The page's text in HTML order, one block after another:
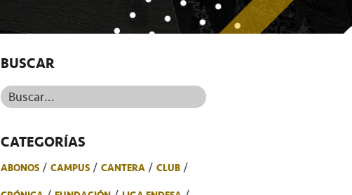
BUSCAR
Buscar...
CATEGORÍAS
ABONOS CAMPUS CANTERA
CLUB